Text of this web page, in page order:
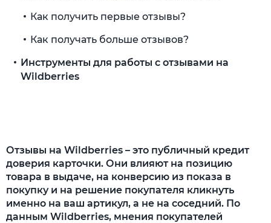
Отзывы на Wildberries – это публичный кредит
доверия карточки. Они влияют на позицию
товара в выдаче, на конверсию из показа в
покупку и на решение покупателя кликнуть
именно на ваш артикул, а не на соседний. По
данным Wildberries, мнения покупателей
Как получить первые отзывы?
Как получать больше отзывов?
Инструменты для работы с отзывами на
Wildberries
Настройка «Баллы за отзывы»
Как работать с отзывами на Wildberries?
Как отвечать на положительные отзывы?
Как отвечать на отрицательные отзывы?